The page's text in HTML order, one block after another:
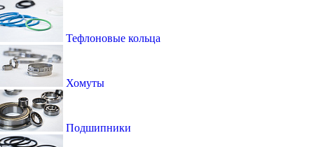
Тефлоновые кольца
Хомуты
Подшипники